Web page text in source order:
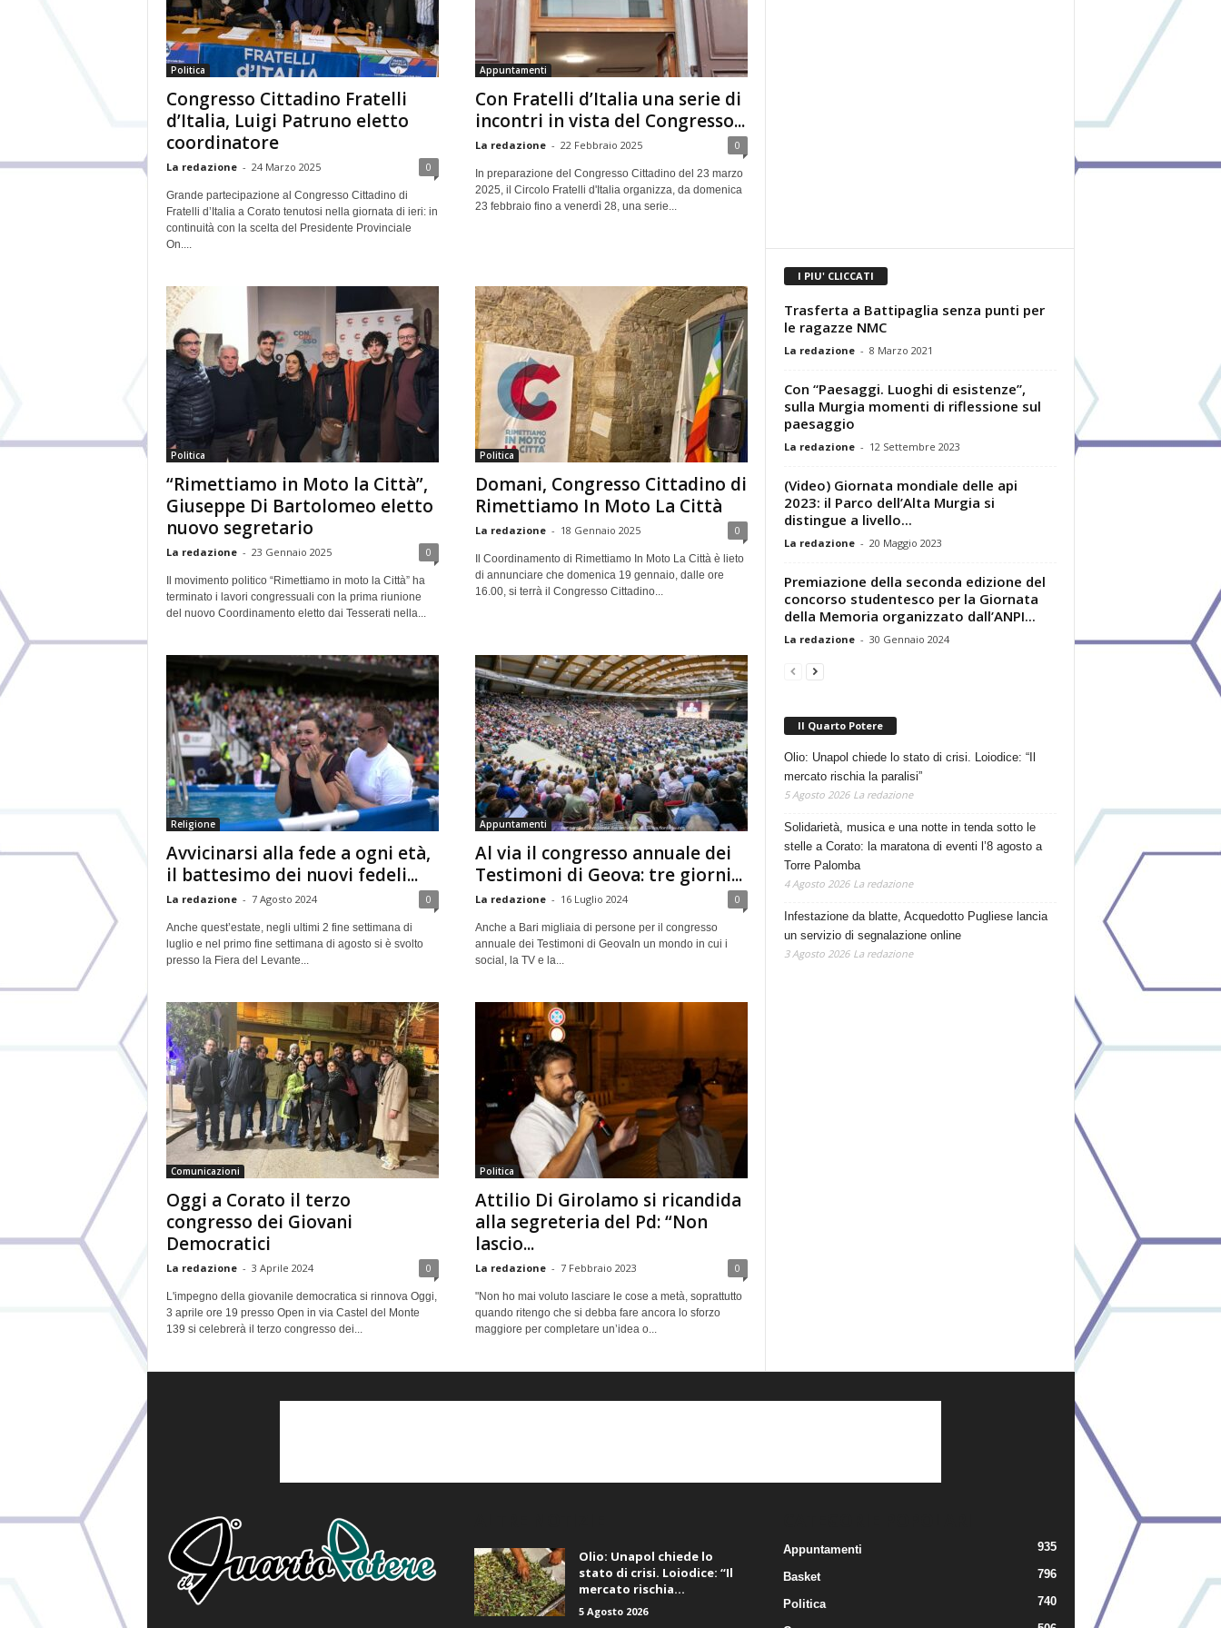
Politica
Congresso Cittadino Fratelli
d’Italia, Luigi Patruno eletto
coordinatore
La redazione - 24 Marzo 2025 0
Grande partecipazione al Congresso Cittadino di
Fratelli d’Italia a Corato tenutosi nella giornata di ieri: in
continuità con la scelta del Presidente Provinciale
On....
Appuntamenti
Con Fratelli d’Italia una serie di
incontri in vista del Congresso...
La redazione - 22 Febbraio 2025 0
In preparazione del Congresso Cittadino del 23 marzo
2025, il Circolo Fratelli d'Italia organizza, da domenica
23 febbraio fino a venerdì 28, una serie...
Politica
“Rimettiamo in Moto la Città”,
Giuseppe Di Bartolomeo eletto
nuovo segretario
La redazione - 23 Gennaio 2025 0
Il movimento politico “Rimettiamo in moto la Città” ha
terminato i lavori congressuali con la prima riunione
del nuovo Coordinamento eletto dai Tesserati nella...
Politica
Domani, Congresso Cittadino di
Rimettiamo In Moto La Città
La redazione - 18 Gennaio 2025 0
Il Coordinamento di Rimettiamo In Moto La Città è lieto
di annunciare che domenica 19 gennaio, dalle ore
16.00, si terrà il Congresso Cittadino...
Religione
Avvicinarsi alla fede a ogni età,
il battesimo dei nuovi fedeli...
La redazione - 7 Agosto 2024 0
Anche quest’estate, negli ultimi 2 fine settimana di
luglio e nel primo fine settimana di agosto si è svolto
presso la Fiera del Levante...
Appuntamenti
Al via il congresso annuale dei
Testimoni di Geova: tre giorni...
La redazione - 16 Luglio 2024 0
Anche a Bari migliaia di persone per il congresso
annuale dei Testimoni di GeovaIn un mondo in cui i
social, la TV e la...
Comunicazioni
Oggi a Corato il terzo
congresso dei Giovani
Democratici
La redazione - 3 Aprile 2024 0
L'impegno della giovanile democratica si rinnova Oggi,
3 aprile ore 19 presso Open in via Castel del Monte
139 si celebrerà il terzo congresso dei...
Politica
Attilio Di Girolamo si ricandida
alla segreteria del Pd: “Non
lascio...
La redazione - 7 Febbraio 2023 0
"Non ho mai voluto lasciare le cose a metà, soprattutto
quando ritengo che si debba fare ancora lo sforzo
maggiore per completare un’idea o...
I PIU' CLICCATI
Trasferta a Battipaglia senza punti per
le ragazze NMC
La redazione - 8 Marzo 2021
Con “Paesaggi. Luoghi di esistenze”,
sulla Murgia momenti di riflessione sul
paesaggio
La redazione - 12 Settembre 2023
(Video) Giornata mondiale delle api
2023: il Parco dell’Alta Murgia si
distingue a livello...
La redazione - 20 Maggio 2023
Premiazione della seconda edizione del
concorso studentesco per la Giornata
della Memoria organizzato dall’ANPI...
La redazione - 30 Gennaio 2024
Il Quarto Potere
Olio: Unapol chiede lo stato di crisi. Loiodice: “Il
mercato rischia la paralisi”
5 Agosto 2026 La redazione
Solidarietà, musica e una notte in tenda sotto le
stelle a Corato: la maratona di eventi l’8 agosto a
Torre Palomba
4 Agosto 2026 La redazione
Infestazione da blatte, Acquedotto Pugliese lancia
un servizio di segnalazione online
3 Agosto 2026 La redazione
Olio: Unapol chiede lo
stato di crisi. Loiodice: “Il
mercato rischia...
5 Agosto 2026
Appuntamenti 935
Basket 796
Politica 740